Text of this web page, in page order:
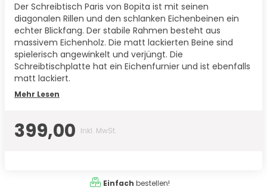
Der Schreibtisch Paris von Bopita ist mit seinen
diagonalen Rillen und den schlanken Eichenbeinen ein
echter Blickfang. Der stabile Rahmen besteht aus
massivem Eichenholz. Die matt lackierten Beine sind
spielerisch angewinkelt und verjüngt. Die
Schreibtischplatte hat ein Eichenfurnier und ist ebenfalls
matt lackiert.
Mehr Lesen
399,00 Inkl. MwSt.
Einfach bestellen!